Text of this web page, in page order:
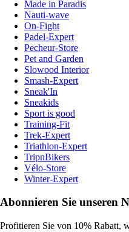
Made in Paradis
Nauti-wave
On-Fight
Padel-Expert
Pecheur-Store
Pet and Garden
Slowood Interior
Smash-Expert
Sneak'In
Sneakids
Sport is good
Training-Fit
Trek-Expert
Triathlon-Expert
TripnBikers
Vélo-Store
Winter-Expert
Abonnieren Sie unseren
Profitieren Sie von 10% Rabatt,